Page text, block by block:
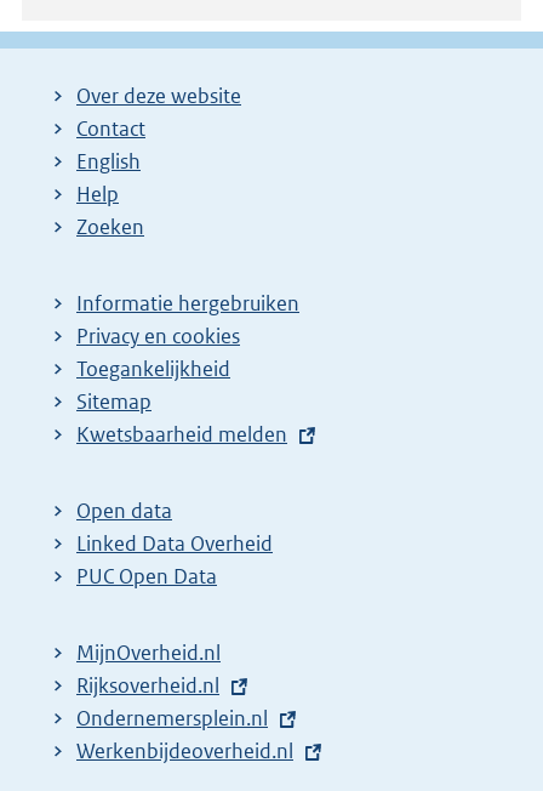
Over deze website
Contact
English
Help
Zoeken
Informatie hergebruiken
Privacy en cookies
Toegankelijkheid
Sitemap
E
t
e
r
l
i
n
k
Kwetsbaarheid melden
Open data
Linked Data Overheid
PUC Open Data
MijnOverheid.nl
E
x
t
Rijksoverheid.nl
E
x
Ondernemersplein.nl
E
Werkenbijdeoverheid.nl